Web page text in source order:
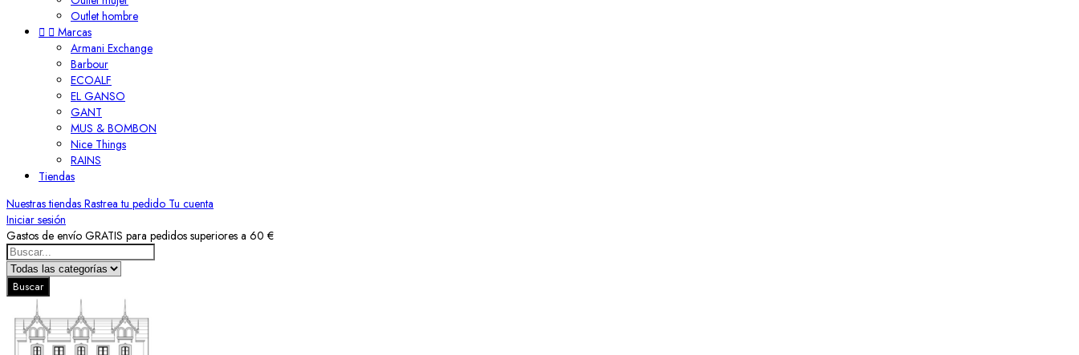
Outlet hombre
  Marcas
Armani Exchange
Barbour
ECOALF
EL GANSO
GANT
MUS & BOMBON
Nice Things
RAINS
Tiendas
Nuestras tiendas Rastrea tu pedido Tu cuenta
Iniciar sesión
Gastos de envío GRATIS para pedidos superiores a 60 €
Buscar